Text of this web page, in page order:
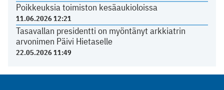
Poikkeuksia toimiston kesäaukioloissa
11.06.2026 12:21
Tasavallan presidentti on myöntänyt arkkiatrin
arvonimen Päivi Hietaselle
22.05.2026 11:49